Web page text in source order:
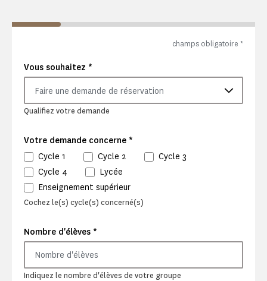
champs obligatoire *
Vous souhaitez *
Faire une demande de réservation
Qualifiez votre demande
Votre demande concerne *
Cycle 1 Cycle 2
Cycle 3
Cycle 4
Lycée
Enseignement supérieur
Cochez le(s) cycle(s) concerné(s)
Nombre d'élèves *
Indiquez le nombre d'élèves de votre groupe